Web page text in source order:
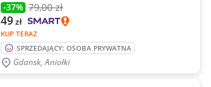
-37% 79,00 zł
KUP TERAZ
49zł
SPRZEDAJĄCY: OSOBA PRYWATNA
Gdansk, Aniołki